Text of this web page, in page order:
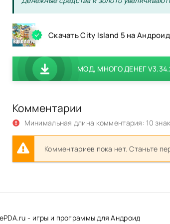
Скачать City Island 5 на
МОД, МНОГО ДЕНЕГ
Комментарии
Минимальная длина комментария: 10
Комментариев пока нет. Станьте
- игры и программы для Андроид